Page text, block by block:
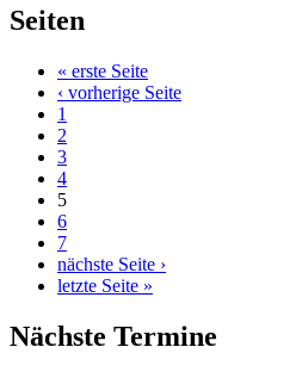
Seiten
« erste Seite
‹ vorherige Seite
1
2
3
4
5
6
7
nächste Seite ›
letzte Seite »
Nächste Termine